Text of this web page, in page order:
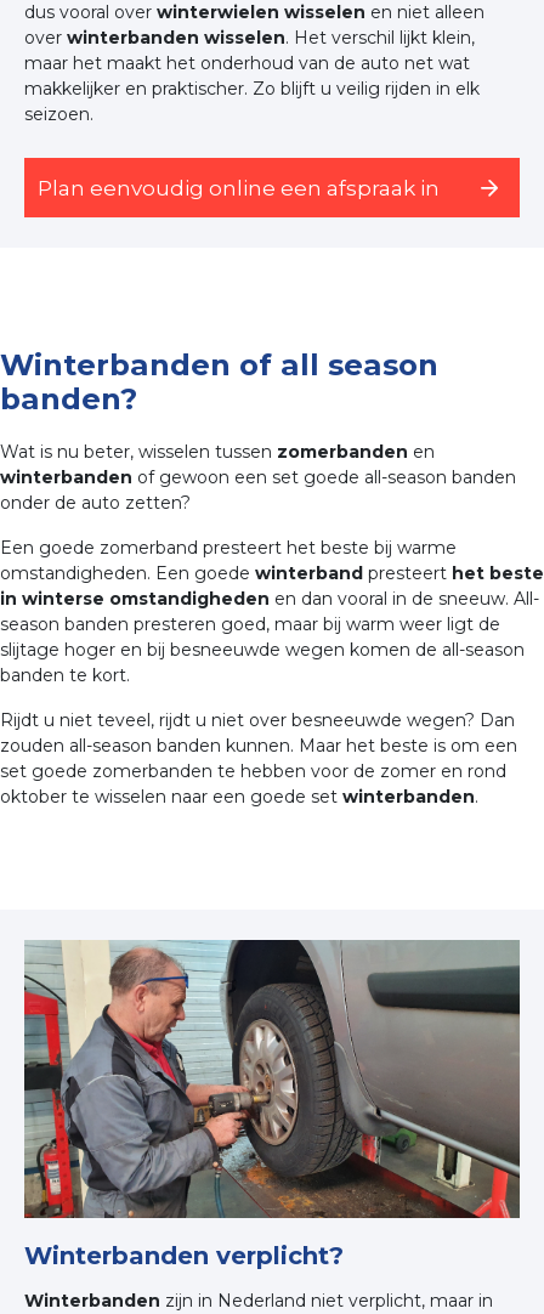
dus vooral over winterwielen wisselen en niet alleen
over winterbanden wisselen. Het verschil lijkt klein,
maar het maakt het onderhoud van de auto net wat
makkelijker en praktischer. Zo blijft u veilig rijden in elk
seizoen.
Plan eenvoudig online een afspraak in
Winterbanden of all season
banden?
Wat is nu beter, wisselen tussen zomerbanden en
winterbanden of gewoon een set goede all-season banden
onder de auto zetten?
Een goede zomerband presteert het beste bij warme
omstandigheden. Een goede winterband presteert het beste
in winterse omstandigheden en dan vooral in de sneeuw. All-
season banden presteren goed, maar bij warm weer ligt de
slijtage hoger en bij besneeuwde wegen komen de all-season
banden te kort.
Rijdt u niet teveel, rijdt u niet over besneeuwde wegen? Dan
zouden all-season banden kunnen. Maar het beste is om een
set goede zomerbanden te hebben voor de zomer en rond
oktober te wisselen naar een goede set winterbanden.
Winterbanden verplicht?
Winterbanden zijn in Nederland niet verplicht, maar in